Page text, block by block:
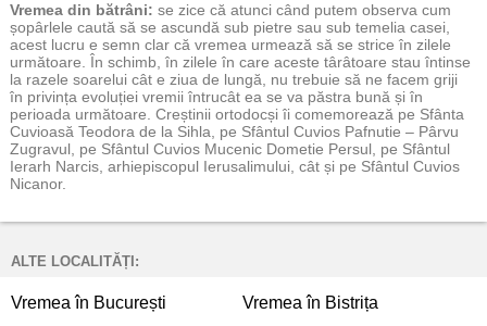
Vremea din bătrâni: se zice că atunci când putem observa cum
șopârlele caută să se ascundă sub pietre sau sub temelia casei,
acest lucru e semn clar că vremea urmează să se strice în zilele
următoare. În schimb, în zilele în care aceste târâtoare stau întinse
la razele soarelui cât e ziua de lungă, nu trebuie să ne facem griji
în privința evoluției vremii întrucât ea se va păstra bună și în
perioada următoare. Creștinii ortodocși îi comemorează pe Sfânta
Cuvioasă Teodora de la Sihla, pe Sfântul Cuvios Pafnutie – Pârvu
Zugravul, pe Sfântul Cuvios Mucenic Dometie Persul, pe Sfântul
Ierarh Narcis, arhiepiscopul Ierusalimului, cât și pe Sfântul Cuvios
Nicanor.
ALTE LOCALITĂȚI:
Vremea în București Vremea în Bistrița